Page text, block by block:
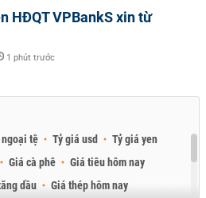
HĐQT VPBankS xin từ
1 phút trước
tệ Tỷ giá usd
Tỷ giá yen
Giá cà phê
Giá tiêu hôm nay
dầu
Giá thép hôm nay